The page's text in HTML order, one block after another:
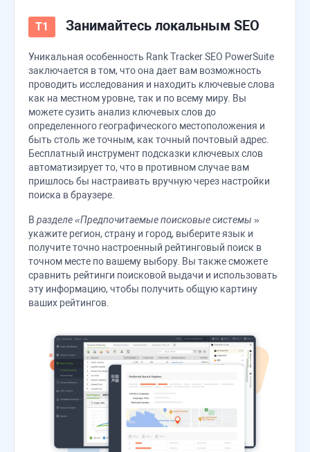
Занимайтесь локальным SEO
Уникальная особенность Rank TrackerSEO PowerSuite
заключается в том, что она дает вам возможность
проводить исследования и находить ключевые слова
как на местном уровне, так и по всему миру. Вы
можете сузить анализ ключевых слов до
определенного географического местоположения и
быть столь же точным, как точный почтовый адрес.
Бесплатный инструмент подсказки ключевых слов
автоматизирует то, что в противном случае вам
пришлось бы настраивать вручную через настройки
поиска в браузере.
В разделе «Предпочитаемые поисковые системы »
укажите регион, страну и город, выберите язык и
получите точно настроенный рейтинговый поиск в
точном месте по вашему выбору. Вы также сможете
сравнить рейтинги поисковой выдачи и использовать
эту информацию, чтобы получить общую картину
ваших рейтингов.